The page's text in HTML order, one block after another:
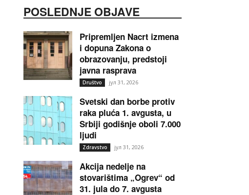
POSLEDNJE OBJAVE
Pripremljen Nacrt izmena
i dopuna Zakona o
obrazovanju, predstoji
javna rasprava
Društvo јул 31, 2026
Svetski dan borbe protiv
raka pluća 1. avgusta, u
Srbiji godišnje oboli 7.000
ljudi
Zdravstvo јул 31, 2026
Akcija nedelje na
stovarištima „Ogrev“ od
31. jula do 7. avgusta